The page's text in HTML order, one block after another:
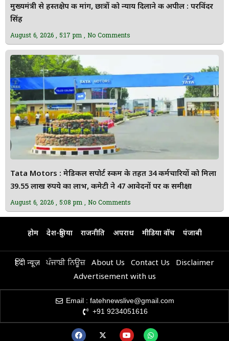
मुख्यमंत्री से हस्तक्षेप की मांग, छात्रों को न्याय दिलाने की अपील : परविंदर
सिंह
August 6, 2026 5:17 pm No Comments
Tata Motors : मेडिकल सपोर्ट स्कीम के तहत 34 कर्मचारियों को मिला
39.55 लाख रुपये का लाभ, कमेटी ने 47 आवेदनों पर की समीक्षा
August 6, 2026 5:08 pm No Comments
होम देश-दुनिया राजनीति अपराध मीडिया वॉच पंजाबी
हिंदी न्यूज़ ਪੰਜਾਬੀ ਨਿਊਜ਼ About Us Contact Us
Disclaimer
Advertisement with us
Email : fatehnewslive@gmail.com
+91 9234051616